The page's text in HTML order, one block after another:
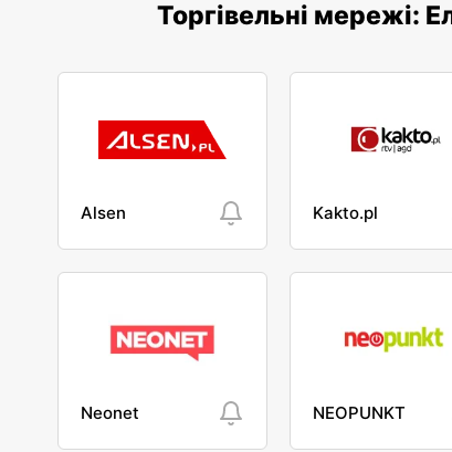
Торгівельні мережі:
Alsen Kakto.pl
Neonet NEOPUNKT